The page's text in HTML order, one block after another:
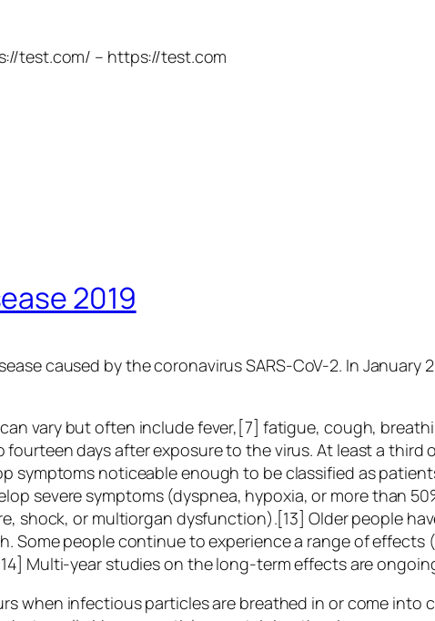
test.com/ – https://test.com
2019
caused by the coronavirus SARS-CoV-2. In
can vary but often include fever,[7] fatigue, cough,
fourteen days after exposure to the virus. At least a
symptoms noticeable enough to be classified as
severe symptoms (dyspnea, hypoxia, or more than
shock, or multiorgan dysfunction).[13] Older people
Some people continue to experience a range of
Multi-year studies on the long-term effects are
when infectious particles are breathed in or come